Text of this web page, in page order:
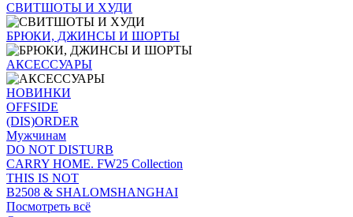
СВИТШОТЫ И ХУДИ
БРЮКИ, ДЖИНСЫ И ШОРТЫ
АКСЕССУАРЫ
НОВИНКИ
OFFSIDE
(DIS)ORDER
Мужчинам
DO NOT DISTURB
CARRY HOME. FW25 Collection
THIS IS NOT
B2508 & SHALOMSHANGHAI
Посмотреть всё